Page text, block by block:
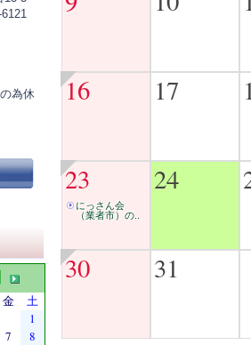
為休
金
土
1
7
8
16 17
23
にっさん会
（業者市）の..
24
30 31